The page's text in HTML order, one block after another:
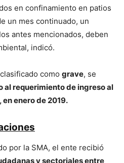
en confinamiento en patios
un mes continuado, un
antes mencionados, deben
indicó.
como grave, se
al requerimiento de ingreso al
en enero de 2019.
por la SMA, el ente recibió
y sectoriales entre